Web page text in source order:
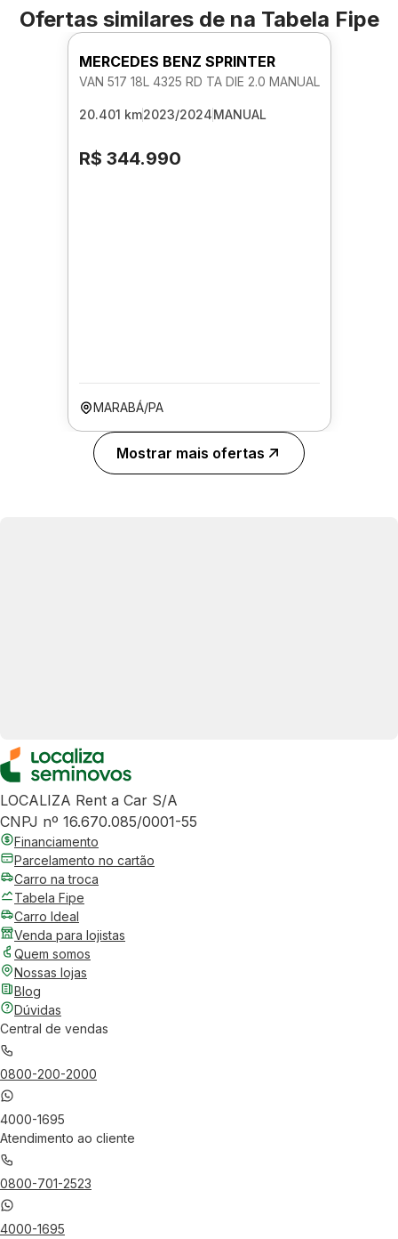
Ofertas similares de na Tabela Fipe
MERCEDES BENZ SPRINTER
VAN 517 18L 4325 RD TA DIE 2.0 MANUAL
20.401 km2023/2024MANUAL
R$ 344.990
MARABÁ/PA
Mostrar mais ofertas
LOCALIZA Rent a Car S/A
CNPJ nº 16.670.085/0001-55
Financiamento
Parcelamento no cartão
Carro na troca
Tabela Fipe
Carro Ideal
Venda para lojistas
Quem somos
Nossas lojas
Blog
Dúvidas
Central de vendas
0800-200-2000
4000-1695
Atendimento ao cliente
0800-701-2523
4000-1695